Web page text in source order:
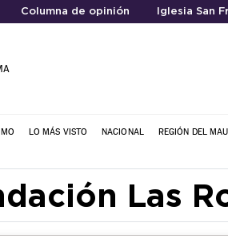
Columna de opinión Iglesia San
LO MÁS VISTO NACIONAL REGIÓN DEL
Las